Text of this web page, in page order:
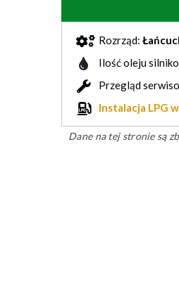
Rozrząd:
Ilość oleju
Przegląd
Instalacja LPG
Dane na tej stronie są